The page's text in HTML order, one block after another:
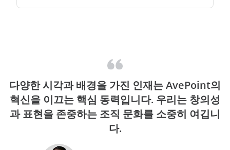
다양한 시각과 배경을 가진 인재는 AvePoint의
혁신을 이끄는 핵심 동력입니다. 우리는 창의성
과 표현을 존중하는 조직 문화를 소중히 여깁니
다.